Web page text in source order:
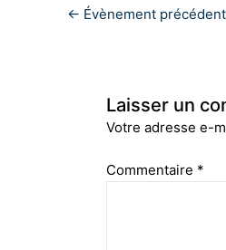
← Évènement précédent
Laisser un
Votre adresse e-
Commentaire *